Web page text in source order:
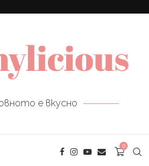
е вкусно
0